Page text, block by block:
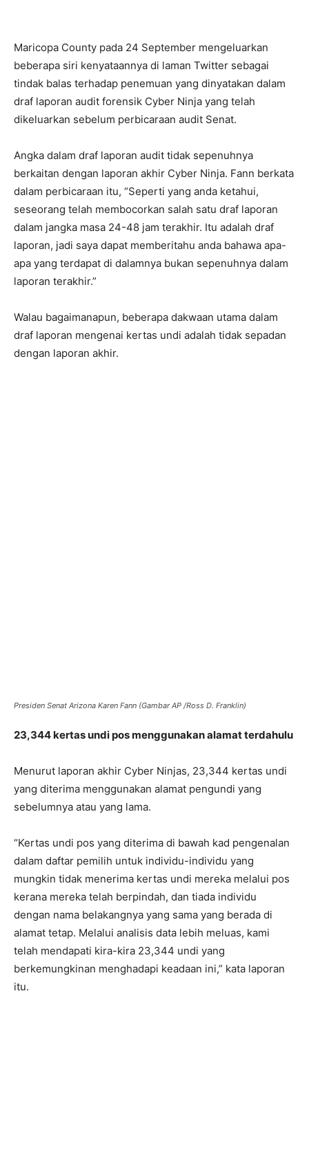
Maricopa County pada 24 September mengeluarkan
beberapa siri kenyataannya di laman Twitter sebagai
tindak balas terhadap penemuan yang dinyatakan dalam
draf laporan audit forensik Cyber ​​Ninja yang telah
dikeluarkan sebelum perbicaraan audit Senat.
Angka dalam draf laporan audit tidak sepenuhnya
berkaitan dengan laporan akhir Cyber ​​Ninja. Fann berkata
dalam perbicaraan itu, “Seperti yang anda ketahui,
seseorang telah membocorkan salah satu draf laporan
dalam jangka masa 24-48 jam terakhir. Itu adalah draf
laporan, jadi saya dapat memberitahu anda bahawa apa-
apa yang terdapat di dalamnya bukan sepenuhnya dalam
laporan terakhir.”
Walau bagaimanapun, beberapa dakwaan utama dalam
draf laporan mengenai kertas undi adalah tidak sepadan
dengan laporan akhir.
Presiden Senat Arizona Karen Fann (Gambar AP /Ross D. Franklin)
23,344 kertas undi pos menggunakan alamat terdahulu
Menurut laporan akhir Cyber ​​Ninjas, 23,344 kertas undi
yang diterima menggunakan alamat pengundi yang
sebelumnya atau yang lama.
“Kertas undi pos yang diterima di bawah kad pengenalan
dalam daftar pemilih untuk individu-individu yang
mungkin tidak menerima kertas undi mereka melalui pos
kerana mereka telah berpindah, dan tiada individu
dengan nama belakangnya yang sama yang berada di
alamat tetap. Melalui analisis data lebih meluas, kami
telah mendapati kira-kira 23,344 undi yang
berkemungkinan menghadapi keadaan ini,” kata laporan
itu.